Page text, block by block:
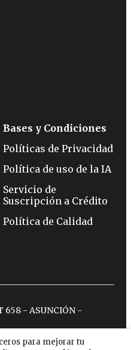
para mejorar tu
Bases y Condiciones
Políticas de Privacidad
Política de uso de la IA
Servicio de
Suscripción a Crédito
Política de Calidad
658 - ASUNCIÓN -